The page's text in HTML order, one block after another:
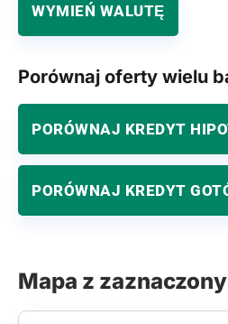
WYMIEŃ WALUTĘ
Porównaj oferty wielu
PORÓWNAJ KREDYT
PORÓWNAJ KREDYT
Mapa z